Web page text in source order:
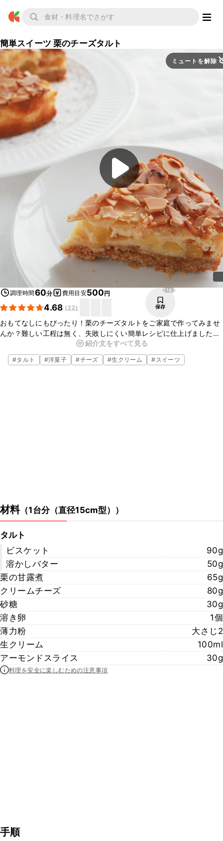
簡単スイーツ 栗のチーズタルト
ミュートを解除
調理時間60分 費用目安500円
4.68 (22)
2182
保存
おもてなしにもぴったり！栗のチーズタルトをご家庭で作ってみませ
んか？難しい工程は無く、失敗しにくい簡単レシピに仕上げました。
アーモンドをたっぷりのせたので香ばしい香りもお楽しみいただけま
す。ぜひ作ってみてくださいね。
紹介文をすべて見る
#タルト #洋菓子 #チーズ #生クリーム #スイーツ
材料（1台分（直径15cm型） ）
タルト
ビスケット
90g
溶かしバター
50g
栗の甘露煮
65g
クリームチーズ
80g
砂糖
30g
溶き卵
1個
薄力粉
大さじ2
生クリーム
100ml
アーモンドスライス
30g
料理を安全に楽しむための注意事項
手順